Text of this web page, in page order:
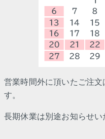
営業時間外に頂いたご注
す。
長期休業は別途お知らせい